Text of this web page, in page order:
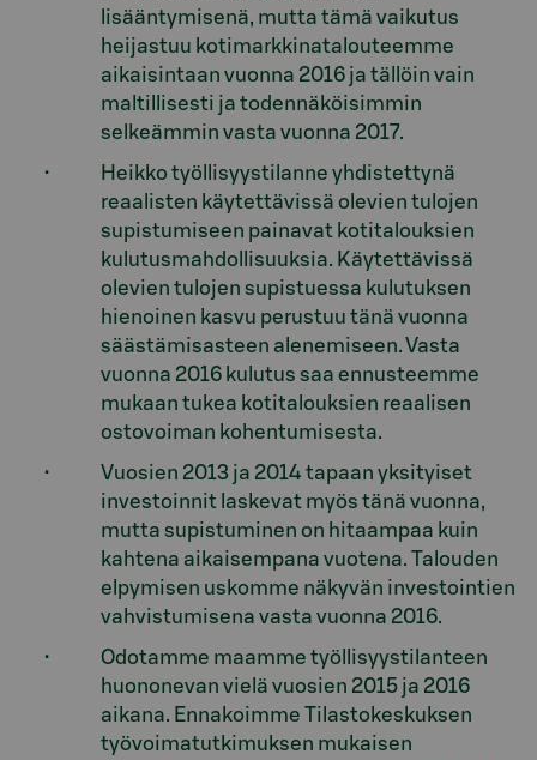
lisääntymisenä, mutta tämä vaikutus
heijastuu kotimarkkinatalouteemme
aikaisintaan vuonna 2016 ja tällöin vain
maltillisesti ja todennäköisimmin
selkeämmin vasta vuonna 2017.
Heikko työllisyystilanne yhdistettynä
reaalisten käytettävissä olevien tulojen
supistumiseen painavat kotitalouksien
kulutusmahdollisuuksia. Käytettävissä
olevien tulojen supistuessa kulutuksen
hienoinen kasvu perustuu tänä vuonna
säästämisasteen alenemiseen. Vasta
vuonna 2016 kulutus saa ennusteemme
mukaan tukea kotitalouksien reaalisen
ostovoiman kohentumisesta.
Vuosien 2013 ja 2014 tapaan yksityiset
investoinnit laskevat myös tänä vuonna,
mutta supistuminen on hitaampaa kuin
kahtena aikaisempana vuotena. Talouden
elpymisen uskomme näkyvän investointien
vahvistumisena vasta vuonna 2016.
Odotamme maamme työllisyystilanteen
huononevan vielä vuosien 2015 ja 2016
aikana. Ennakoimme Tilastokeskuksen
työvoimatutkimuksen mukaisen